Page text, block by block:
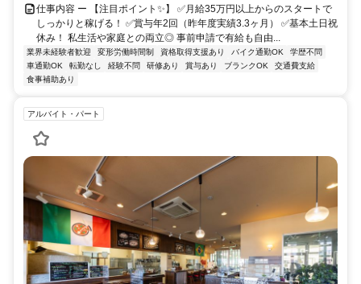
仕事内容 ー 【注目ポイント✨】 ✅月給35万円以上からのスタートで
しっかりと稼げる！ ✅賞与年2回（昨年度実績3.3ヶ月） ✅基本土日祝
休み！ 私生活や家庭との両立◎ 事前申請で有給も自由...
業界未経験者歓迎 変形労働時間制 資格取得支援あり バイク通勤OK
学歴不問
車通勤OK
転勤なし 経験不問 研修あり 賞与あり ブランクOK
交通費支給
食事補助あり
アルバイト・パート